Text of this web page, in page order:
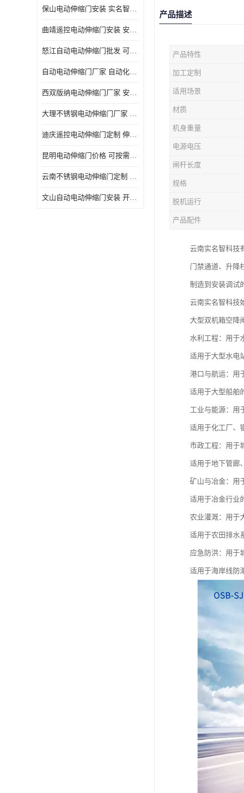
保山电动伸缩门安装 实名智科技 安全性高
曲靖遥控电动伸缩门安装 安全性高
怒江自动电动伸缩门批发 可按需定制
自动电动伸缩门厂家 自动化操作
西双版纳电动伸缩门厂家 安全性高
大理不锈钢电动伸缩门厂家 适合狭窄通道
迪庆遥控电动伸缩门定制 伸缩结构设计
昆明电动伸缩门价格 可按需定制
云南不锈钢电动伸缩门定制 自动化操作
文山自动电动伸缩门安装 开启后占用空间小
产品描述
产品特性
加工定制
适用场景
材质
机身重量
电源电压
闸杆长度
规格
脱机运行
产品配件
云南实名智科技
门禁通道、升降
制造到安装调试
云南实名智科技
大型双机箱空降
水利工程：用于
适用于大型水电
港口与航运：用
适用于大型船舶
工业与能源：用
适用于化工厂、
市政工程：用于
适用于地下管廊
矿山与冶金：用
适用于冶金行业
农业灌溉：用于
适用于农田排水
应急防洪：用于
适用于海岸线防